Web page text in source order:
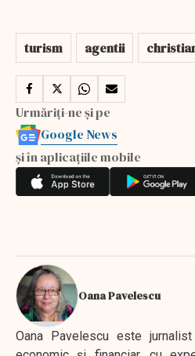
turism agentii
Urmăriți-ne și pe
Google News
și în aplicațiile mobile
Oana Pavelescu
Oana Pavelescu este